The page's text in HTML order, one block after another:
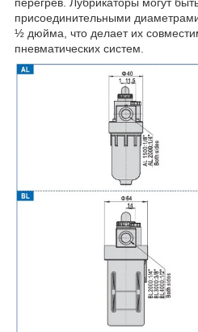
перегрев. Лубрикаторы могут
присоединительными
½ дюйма, что делает их
пневматических систем.